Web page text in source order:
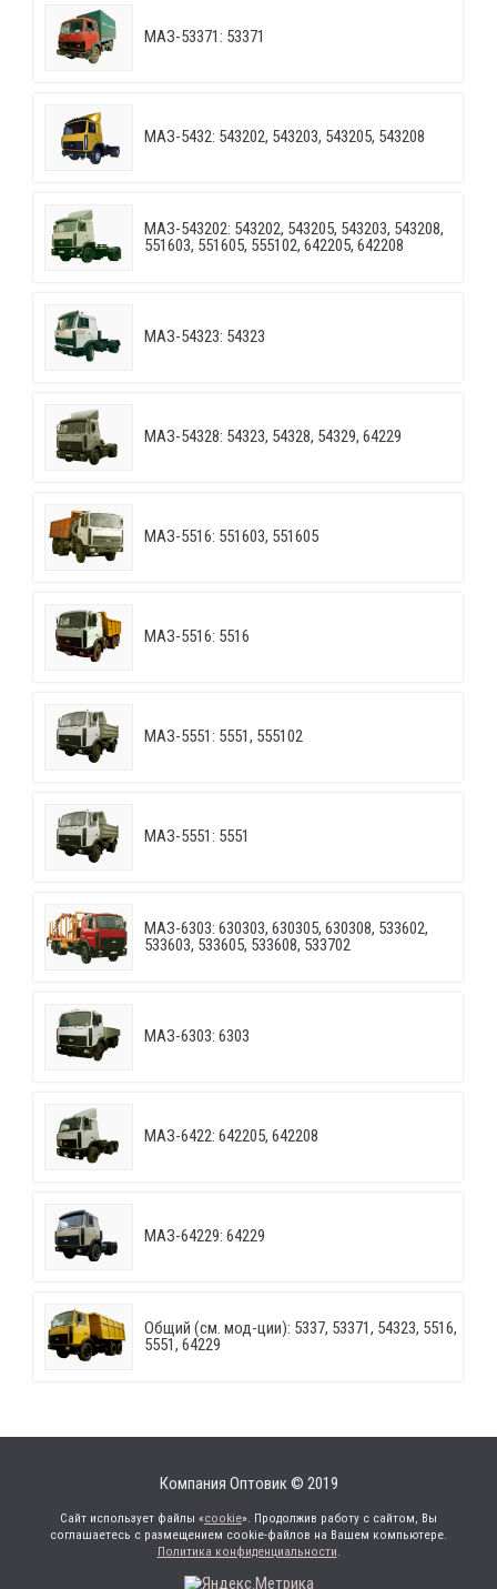
МАЗ-53371: 53371
МАЗ-5432: 543202, 543203, 543205, 543208
МАЗ-543202: 543202, 543205, 543203, 543208,
551603, 551605, 555102, 642205, 642208
МАЗ-54323: 54323
МАЗ-54328: 54323, 54328, 54329, 64229
МАЗ-5516: 551603, 551605
МАЗ-5516: 5516
МАЗ-5551: 5551, 555102
МАЗ-5551: 5551
МАЗ-6303: 630303, 630305, 630308, 533602,
533603, 533605, 533608, 533702
МАЗ-6303: 6303
МАЗ-6422: 642205, 642208
МАЗ-64229: 64229
Общий (см. мод-ции): 5337, 53371, 54323, 5516,
5551, 64229
Компания Оптовик © 2019
Сайт использует файлы «cookie». Продолжив работу с сайтом, Вы
соглашаетесь с размещением cookie-файлов на Вашем компьютере.
Политика конфиденциальности.